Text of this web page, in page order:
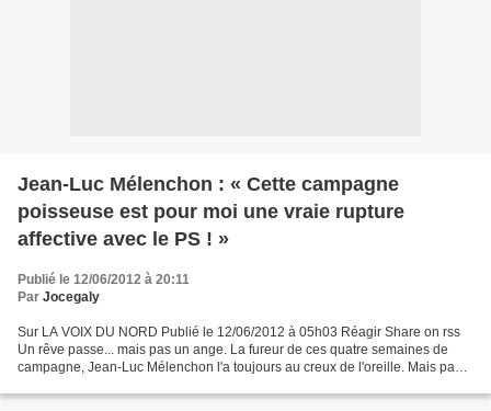
Jean-Luc Mélenchon : « Cette campagne
poisseuse est pour moi une vraie rupture
affective avec le PS ! »
Publié le 12/06/2012 à 20:11
Par Jocegaly
Sur LA VOIX DU NORD Publié le 12/06/2012 à 05h03 Réagir Share on rss
Un rêve passe... mais pas un ange. La fureur de ces quatre semaines de
campagne, Jean-Luc Mélenchon l'a toujours au creux de l'oreille. Mais pas